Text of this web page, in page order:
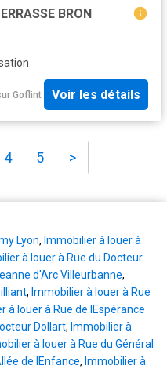
BRON
Goflint Voir les détails
4 5 >
Lyon, Immobilier à louer à
à louer à Rue du Docteur
d'Arc Villeurbanne,
, Immobilier à louer à Rue
à louer à Rue de lEspérance
Dollart, Immobilier à
à louer à Rue du Général
de lEnfance, Immobilier à